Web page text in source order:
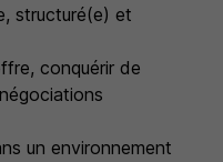
structuré(e) et
conquérir de
un environnement